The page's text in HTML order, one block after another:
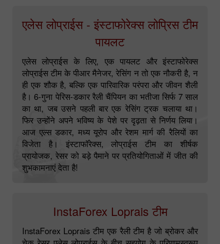
एलेस लोप्राईस - इंस्टाफोरेक्स लोप्रिस टीम
पायलट
एलेस लोप्राईस के लिए, एक पायलट और इंस्टाफोरेक्स
लोप्राईस टीम के पीआर मैनेजर, रेसिंग न तो एक नौकरी है, न
ही एक शौक है, बल्कि एक पारिवारिक परंपरा और जीवन शैली
है। 6-गुना पेरिस-डकार रैली चैंपियन का भतीजा सिर्फ 7 साल
का था, जब उसने पहली बार एक रेसिंग ट्रक चलाया था।
फिर उन्होंने अपने भविष्य के पेशे पर दृढ़ता से निर्णय लिया।
आज एल्स डकार, मध्य यूरोप और रेशम मार्ग की रैलियों का
विजेता है। इंस्टाफॉरेक्स, लोप्राईस टीम का शीर्षक
प्रायोजक, रेसर को बड़े पैमाने पर प्रतियोगिताओं में जीत की
शुभकामनाएं देता है!
InstaForex Loprais टीम
InstaForex Loprais टीम एक रैली टीम है जो ब्रोकर और